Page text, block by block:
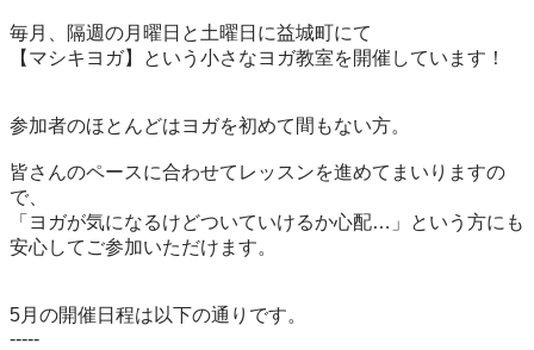
毎月、隔週の月曜日と土曜日に益城町にて
【マシキヨガ】という小さなヨガ教室を開催しています！
参加者のほとんどはヨガを初めて間もない方。
皆さんのペースに合わせてレッスンを進めてまいりますの
で、
「ヨガが気になるけどついていけるか心配…」という方にも
安心してご参加いただけます。
5月の開催日程は以下の通りです。
-----